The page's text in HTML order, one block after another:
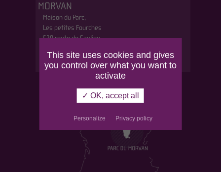
MORVAN
Maison du Parc,
Les petites Fourches
530 route de Saulieu
Tél : 03 86 78 79 00
This site uses cookies and gives
you control over what you want to
activate
✓ OK, accept all
Personalize Privacy policy